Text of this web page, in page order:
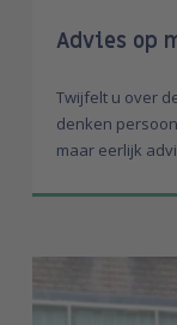
Advies op
Twijfelt u over
denken
maar eerlijk